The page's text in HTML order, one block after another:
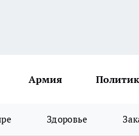
Армия
Здоровье